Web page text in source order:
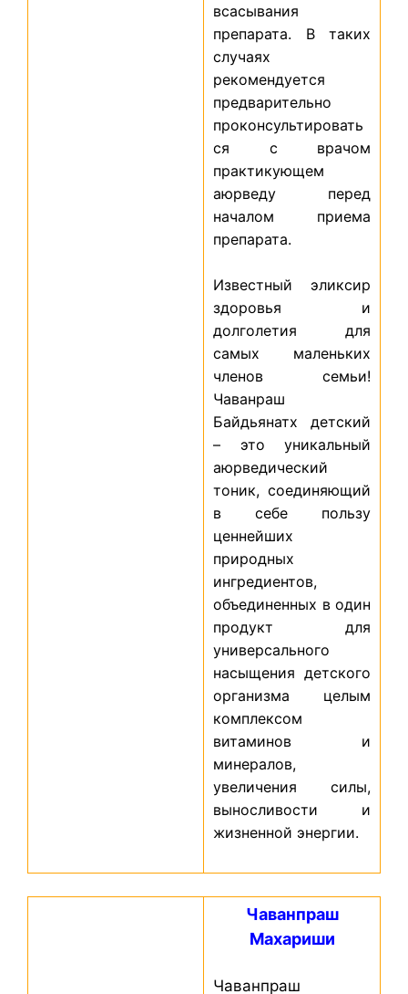
всасывания
препарата. В таких
случаях
рекомендуется
предварительно
проконсультировать
ся с врачом
практикующем
аюрведу перед
началом приема
препарата.
Известный эликсир
здоровья и
долголетия для
самых маленьких
членов семьи!
Чаванраш
Байдьянатх детский
– это уникальный
аюрведический
тоник, соединяющий
в себе пользу
ценнейших
природных
ингредиентов,
объединенных в один
продукт для
универсального
насыщения детского
организма целым
комплексом
витаминов и
минералов,
увеличения силы,
выносливости и
жизненной энергии.
Чаванпраш
Махариши
Чаванпраш